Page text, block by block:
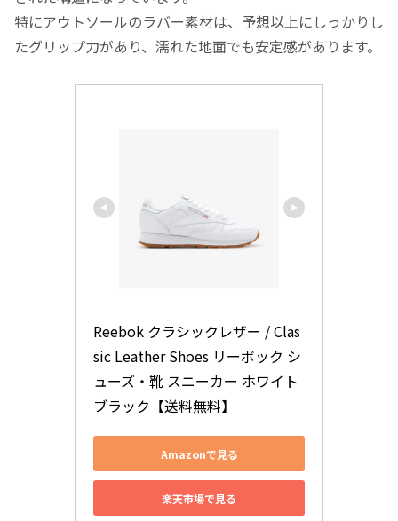
特にアウトソールのラバー素材は、予想以上にしっかりし
たグリップ力があり、濡れた地面でも安定感があります。
Reebok クラシックレザー / Clas
sic Leather Shoes リーボック シ
ューズ・靴 スニーカー ホワイト
ブラック【送料無料】
Amazonで見る
楽天市場で見る